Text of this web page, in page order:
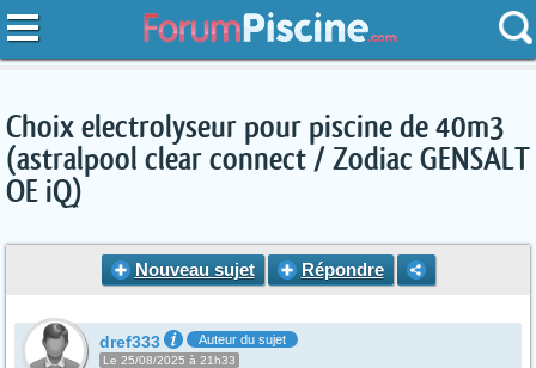
Choix electrolyseur pour piscine de 40m3
(astralpool clear connect / Zodiac GENSALT
OE iQ)
Nouveau sujet Répondre
dref333 Auteur du sujet
Le 25/08/2025 à 21h33